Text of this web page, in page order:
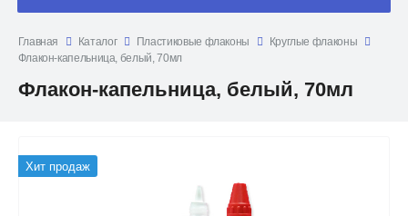
Главная Каталог Пластиковые флаконы
Круглые флаконы
Флакон-капельница, белый, 70мл
Флакон-капельница, белый, 70мл
Хит продаж